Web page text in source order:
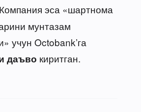
эса «шартнома
мунтазам
учун Octobank’га
даъво киритган.